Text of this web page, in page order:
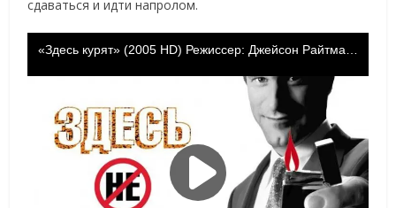
сдаваться и идти напролом.